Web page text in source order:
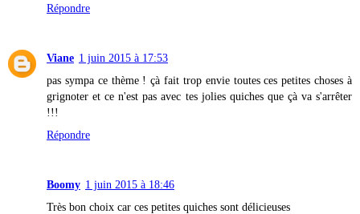
Répondre
Viane 1 juin 2015 à 17:53
pas sympa ce thème ! çà fait trop envie toutes ces petites choses à
grignoter et ce n'est pas avec tes jolies quiches que çà va s'arrêter
!!!
Répondre
Boomy 1 juin 2015 à 18:46
Très bon choix car ces petites quiches sont délicieuses